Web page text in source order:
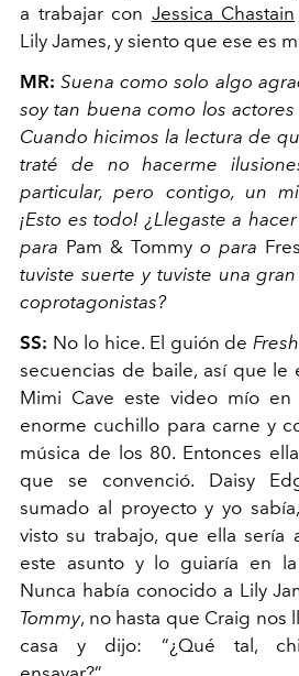
a trabajar con Jessica Chastain
Lily James, y siento que ese es
MR:Suena como solo algo
soy tan buena como los
Cuando hicimos la lectura de
traté de no hacerme
particular, pero contigo, un
¡Esto es todo! ¿Llegaste a
para Pam & Tommy o para
tuviste suerte y tuviste una
coprotagonistas?
SS: No lo hice. El guión de
secuencias de baile, así que le
Mimi Cave este video mío
enorme cuchillo para carne y
música de los 80. Entonces
que se convenció. Daisy
sumado al proyecto y yo
visto su trabajo, que ella sería
este asunto y lo guiaría en
Nunca había conocido a Lily
Tommy, no hasta que Craig nos
casa y dijo: “¿Qué tal,